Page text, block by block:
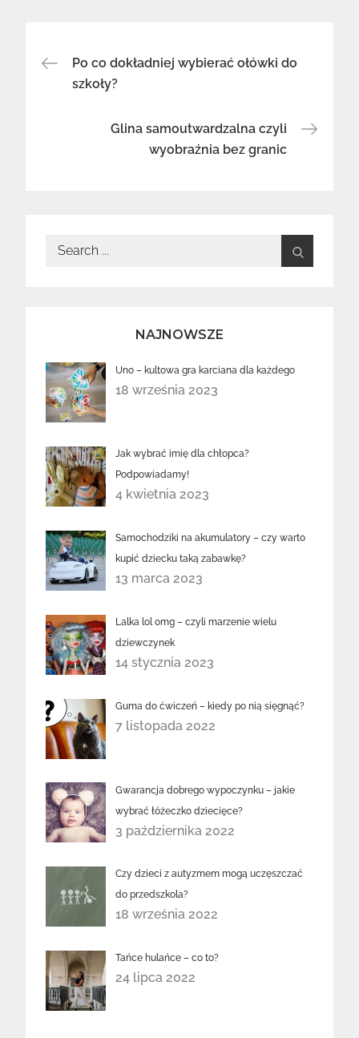
Nawigacja
wpisu
Po co dokładniej wybierać ołówki do
szkoły?
Glina samoutwardzalna czyli
wyobraźnia bez granic
Search
NAJNOWSZE
Uno – kultowa gra karciana dla każdego
18 września 2023
Jak wybrać imię dla chłopca?
Podpowiadamy!
4 kwietnia 2023
Samochodziki na akumulatory – czy warto
kupić dziecku taką zabawkę?
13 marca 2023
Lalka lol omg – czyli marzenie wielu
dziewczynek
14 stycznia 2023
Guma do ćwiczeń – kiedy po nią sięgnąć?
7 listopada 2022
Gwarancja dobrego wypoczynku – jakie
wybrać łóżeczko dziecięce?
3 października 2022
Czy dzieci z autyzmem mogą uczęszczać
do przedszkola?
18 września 2022
Tańce hulańce – co to?
24 lipca 2022